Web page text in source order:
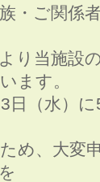
・ご関係
り当施設
ます。
日（水）
め、大変